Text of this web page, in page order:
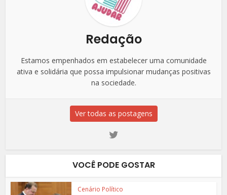
Redação
Estamos empenhados em estabelecer uma comunidade
ativa e solidária que possa impulsionar mudanças positivas
na sociedade.
Ver todas as postagens
VOCÊ PODE GOSTAR
Cenário Político